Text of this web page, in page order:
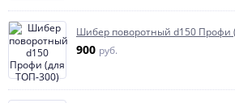
Шибер поворотный d150 Профи
900 руб.